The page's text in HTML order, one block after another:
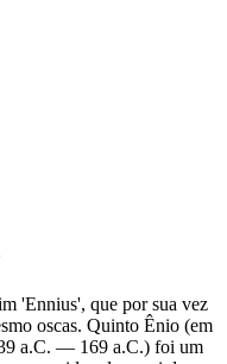
'Ennius', que por sua vez
oscas. Quinto Ênio (em
a.C. — 169 a.C.) foi um